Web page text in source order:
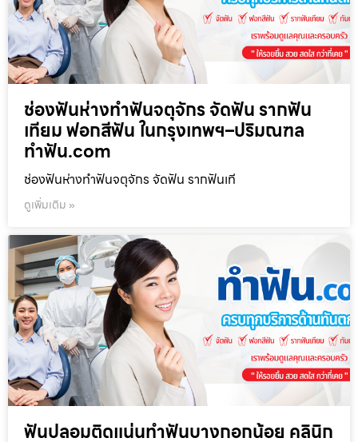
ช่องฟันห่างทำฟันจตุจักร จัดฟัน รากฟัน
เทียม ฟอกสีฟัน ในกรุงเทพฯ–ปริมณฑล
ทำฟัน.com
ช่องฟันห่างทำฟันจตุจักร จัดฟัน รากฟันเที
ดูเพิ่มเติม »
ฟันปลอมติดแน่นทำฟันบางกอกน้อย คลินิก